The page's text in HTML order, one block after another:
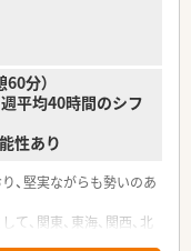
分）
平均40時間のシフ
性あり
、堅実ながらも勢いのあ
、関東、東海、関西、北